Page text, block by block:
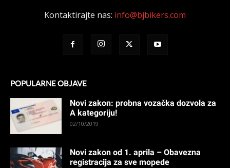
Kontaktirajte nas: info@bjbikers.com
POPULARNE OBJAVE
Novi zakon: probna vozačka dozvola za
A kategoriju!
02/10/2019
Novi zakon od 1. aprila – Obavezna
registracija za sve mopede